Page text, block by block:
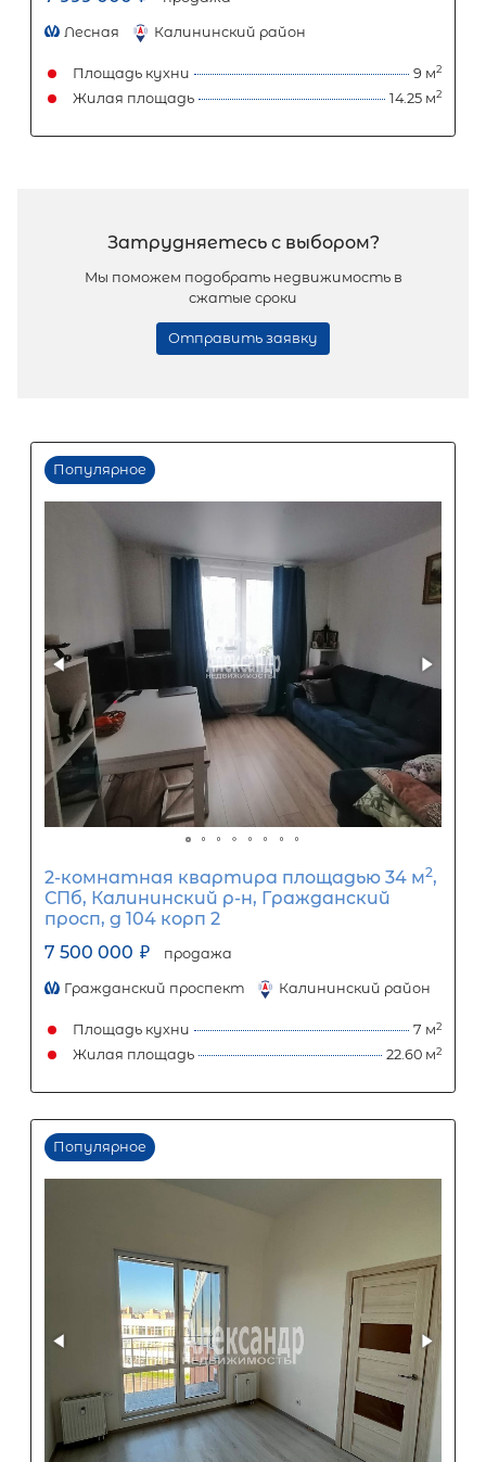
Популярное
1-комнатная квартира площадью
СПб, Приморский р-н,
просп, д 66 корп 3
8 000 000 ₽ продажа
Комендантский проспект
Приморский район
Площадь кухни